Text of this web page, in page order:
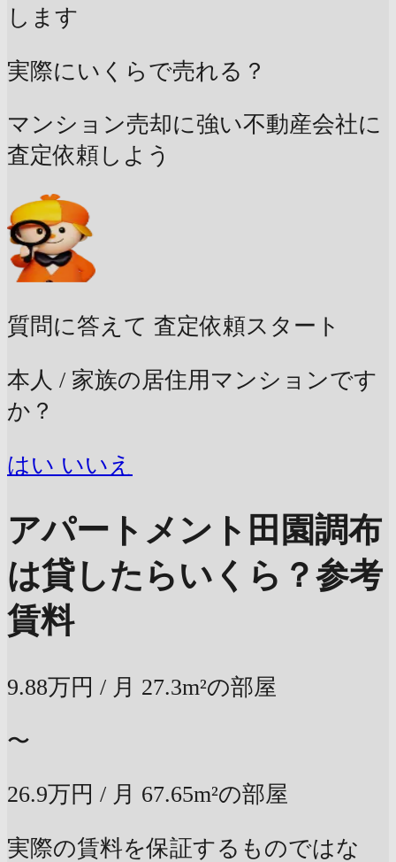
します
実際にいくらで売れる？
マンション売却に強い不動産会社に
査定依頼しよう
質問に答えて 査定依頼スタート
本人 / 家族の居住用マンションです
か？
はい いいえ
アパートメント田園調布
は貸したらいくら？参考
賃料
9.88万円 / 月 27.3m²の部屋
〜
26.9万円 / 月 67.65m²の部屋
実際の賃料を保証するものではな